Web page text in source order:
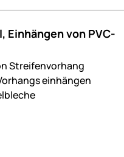
Einhängen von PVC-
Streifenvorhang
einhängen